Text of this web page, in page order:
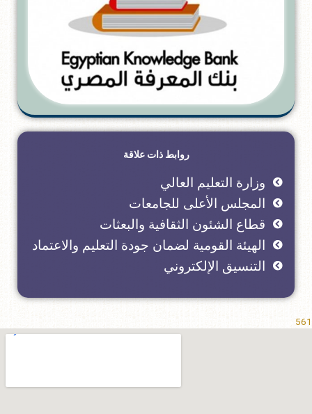
روابط ذات علاقة
وزارة التعليم العالي
المجلس الأعلى للجامعات
قطاع الشئون الثقافية والبعثات
الهيئة القومية لضمان جودة التعليم والاعتماد
التنسيق الإلكتروني
561